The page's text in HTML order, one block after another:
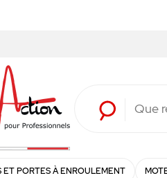
ET PORTES À ENROULEMENT